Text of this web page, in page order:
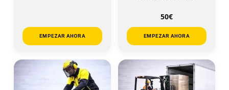
EMPEZAR AHORA
50€
EMPEZAR AHORA